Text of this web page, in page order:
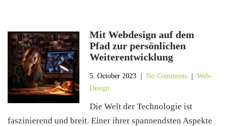
Mit Webdesign auf dem
Pfad zur persönlichen
Weiterentwicklung
5. October 2023 |No Comments |Web-
Design
Die Welt der Technologie ist
faszinierend und breit. Einer ihrer spannendsten Aspekte